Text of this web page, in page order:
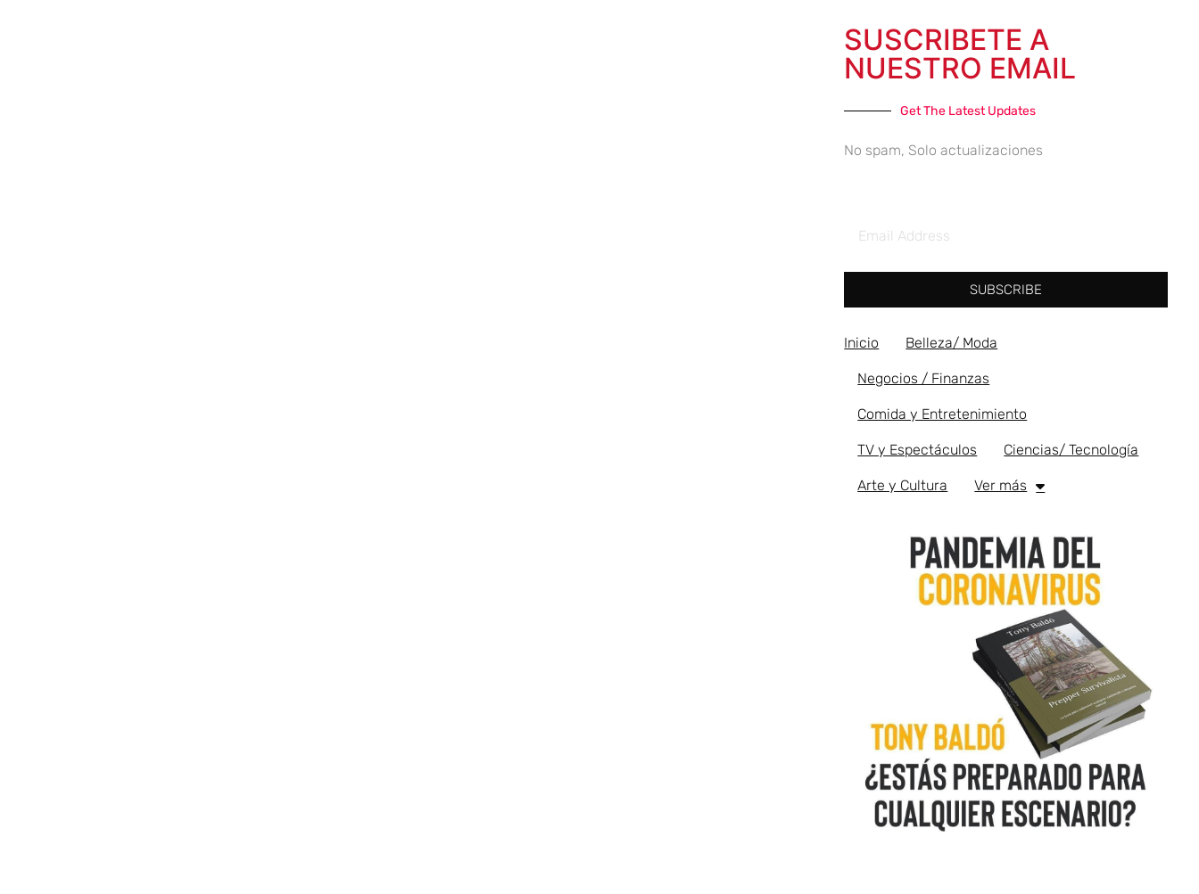
SUSCRIBETE A
NUESTRO EMAIL
Get The Latest Updates
No spam, Solo actualizaciones
SUBSCRIBE
Inicio Belleza/ Moda
Negocios / Finanzas
Comida y Entretenimiento
TV y Espectáculos Ciencias/ Tecnología
Arte y Cultura Ver más